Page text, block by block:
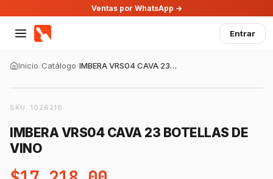
Ventas por WhatsApp →
Entrar
Inicio/Catálogo/ IMBERA VRS04 CAVA 23 BOTELLAS DE VINO
SKU: 1026216
IMBERA VRS04 CAVA 23 BOTELLAS DE
VINO